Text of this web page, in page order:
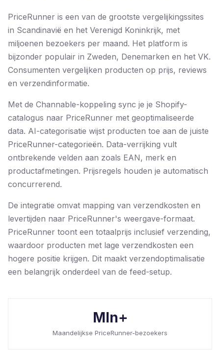
PriceRunner is een van de grootste vergelijkingssites
in Scandinavië en het Verenigd Koninkrijk, met
miljoenen bezoekers per maand. Het platform is
bijzonder populair in Zweden, Denemarken en het VK.
Consumenten vergelijken producten op prijs, reviews
en verzendinformatie.
Met de Channable-koppeling sync je je Shopify-
catalogus naar PriceRunner met geoptimaliseerde
data. AI-categorisatie wijst producten toe aan de juiste
PriceRunner-categorieën. Data-verrijking vult
ontbrekende velden aan zoals EAN, merk en
productafmetingen. Prijsregels houden je automatisch
concurrerend.
De integratie omvat mapping van verzendkosten en
levertijden naar PriceRunner's weergave-formaat.
PriceRunner toont een totaalprijs inclusief verzending,
waardoor producten met lage verzendkosten een
hogere positie krijgen. Dit maakt verzendoptimalisatie
een belangrijk onderdeel van de feed-setup.
Mln+
Maandelijkse PriceRunner-bezoekers